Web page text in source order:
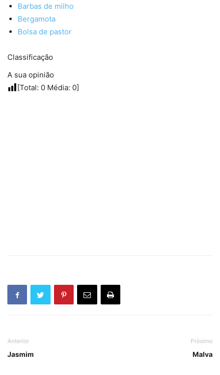
Barbas de milho
Bergamota
Bolsa de pastor
Classificação
A sua opinião
[Total: 0 Média: 0]
Anterior
Jasmim
Próximo
Malva